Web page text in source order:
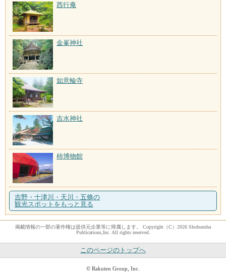
西行庵
金峯神社
如意輪寺
吉水神社
柿博物館
吉野・十津川・天川・五條の
観光スポットをもっと見る
掲載情報の一部の著作権は提供元企業等に帰属します。 Copyright（C）2026 Shobunsha
Publications,Inc. All rights reserved.
このページのトップへ
© Rakuten Group, Inc.